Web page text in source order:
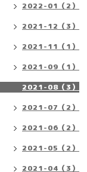
2022-01（2）
2021-12（3）
2021-11（1）
2021-09（1）
2021-08（3）
2021-07（2）
2021-06（2）
2021-05（2）
2021-04（3）